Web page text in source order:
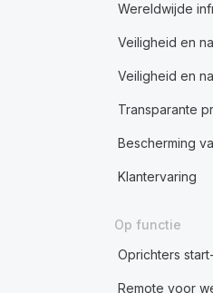
Wereldwijde
Veiligheid en
Veiligheid en
Transparante
Bescherming
Klantervaring
Op functie
Oprichters
Remote voor